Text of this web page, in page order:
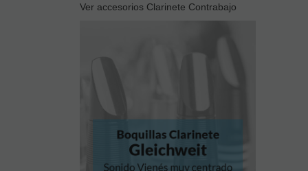
Ver accesorios Clarinete Contrabajo